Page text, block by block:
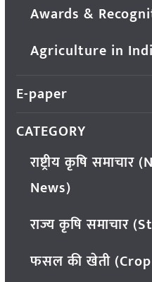
Awards &
Agriculture in
E-paper
CATEGORY
राष्ट्रीय कृषि
News)
राज्य कृषि समाचार
फसल की खेती